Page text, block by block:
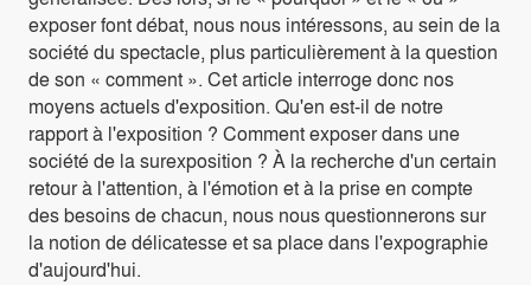
exposer font débat, nous nous intéressons, au sein de la
société du spectacle, plus particulièrement à la question
de son « comment ». Cet article interroge donc nos
moyens actuels d'exposition. Qu'en est-il de notre
rapport à l'exposition ? Comment exposer dans une
société de la surexposition ? À la recherche d'un certain
retour à l'attention, à l'émotion et à la prise en compte
des besoins de chacun, nous nous questionnerons sur
la notion de délicatesse et sa place dans l'expographie
d'aujourd'hui.